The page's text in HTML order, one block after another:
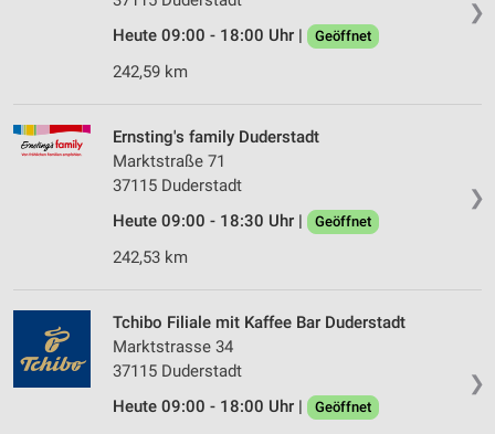
❯
Heute 09:00 - 18:00 Uhr |
Geöffnet
242,59 km
❯
Ernsting's family Duderstadt
Marktstraße 71
37115 Duderstadt
Heute 09:00 - 18:30 Uhr |
Geöffnet
242,53 km
❯
Tchibo Filiale mit Kaffee Bar Duderstadt
Marktstrasse 34
37115 Duderstadt
Heute 09:00 - 18:00 Uhr |
Geöffnet